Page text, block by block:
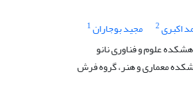
اکبری2 مجید بوجاران1
علوم و فناوری نانو
معماری و هنر، گروه فرش